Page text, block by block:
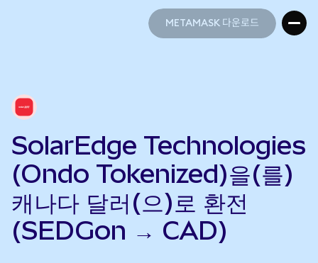
METAMASK 다운로드
SolarEdge Technologies
(Ondo Tokenized)을(를)
캐나다 달러(으)로 환전
(SEDGon → CAD)